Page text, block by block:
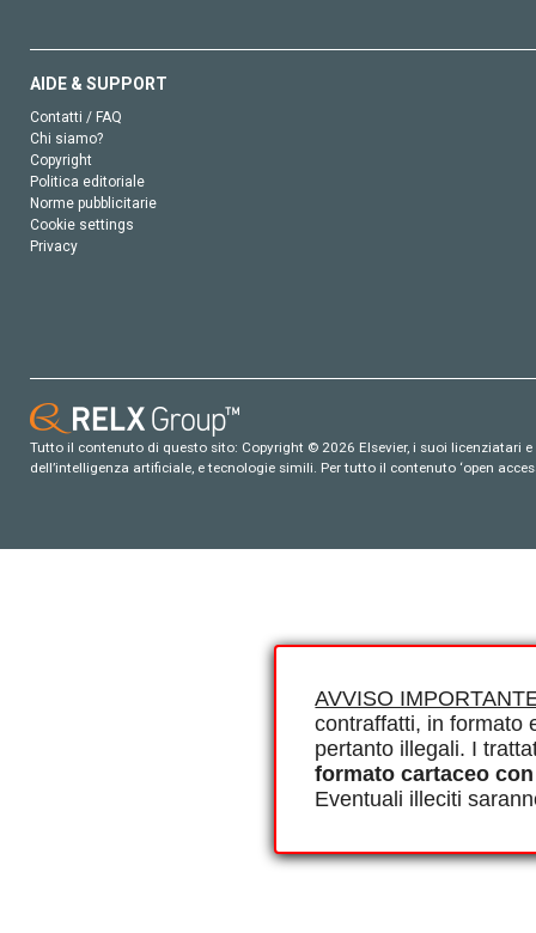
AVVISO
contraffatti, in formato
pertanto illegali. I
formato cartaceo
Eventuali illeciti
AIDE & SUPPORT
Contatti / FAQ
Chi siamo?
Copyright
Politica editoriale
Norme pubblicitarie
Cookie settings
Privacy
Tutto il contenuto di questo sito: Copyright © 2026 Elsevier, i suoi
dell’intelligenza artificiale, e tecnologie simili. Per tutto il contenuto ‘open